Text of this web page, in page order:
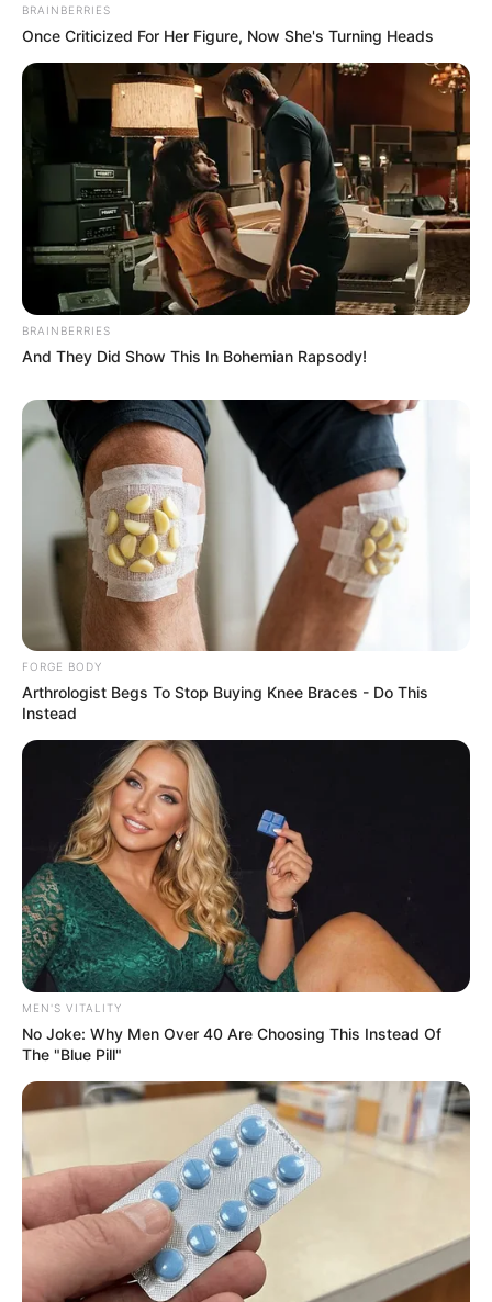
8 Movies Based On Real Stories That Give Us
BRAINBERRIES
Why everything you thought you knew about water
might be wrong
Clothes And Shoes Are The Real Challenges For
This Family!
BRAINBERRIES
2025’s Most Impactful Celebrity Farewells
BRAINBERRIES
Guess Their Job — Most People Get It Wrong
BRAINBERRIES
BRAINBERRIES
Once Criticized For Her Figure, Now She's Turning Heads
BRAINBERRIES
And They Did Show This In Bohemian Rapsody!
FORGE BODY
Arthrologist Begs To Stop Buying Knee Braces - Do This
Instead
MEN'S VITALITY
No Joke: Why Men Over 40 Are Choosing This Instead Of
The "Blue Pill"